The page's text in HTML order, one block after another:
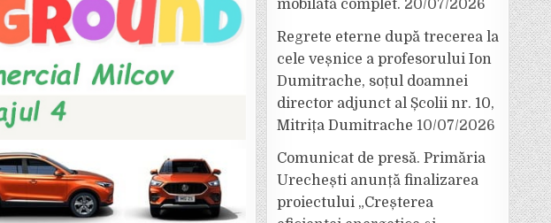
mobilată complet. 20/07/2026
Regrete eterne după trecerea la
cele veșnice a profesorului Ion
Dumitrache, soțul doamnei
director adjunct al Școlii nr. 10,
Mitrița Dumitrache 10/07/2026
Comunicat de presă. Primăria
Urechești anunță finalizarea
proiectului „Creșterea